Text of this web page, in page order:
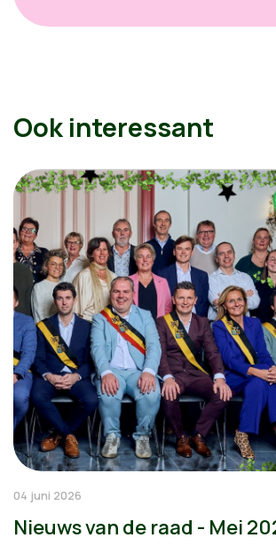
Ook interessant
04 juni 2026
Nieuws van de raad - Mei